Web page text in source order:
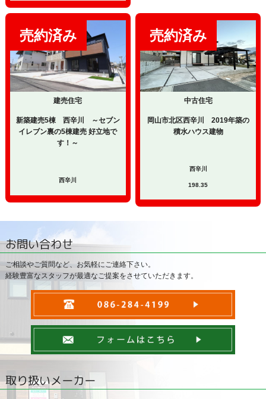
建売住宅
新築建売5棟 西辛川 ～セブン
イレブン裏の5棟建売 好立地で
す！～
西辛川
中古住宅
岡山市北区西辛川 2019年築の
積水ハウス建物
西辛川
198.35
お問い合わせ
ご相談やご質問など、お気軽にご連絡下さい。
経験豊富なスタッフが最適なご提案をさせていただきます。
取り扱いメーカー